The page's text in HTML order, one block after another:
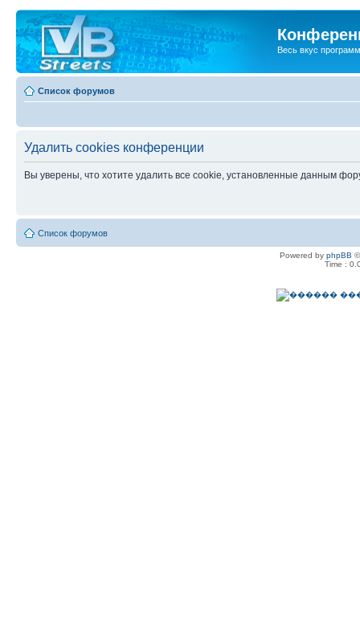
Весь вкус
Список форумов
Удалить cookies конференции
Вы уверены, что хотите удалить все cookie, установленные данным
Список форумов
Powered by phpBB
Time :